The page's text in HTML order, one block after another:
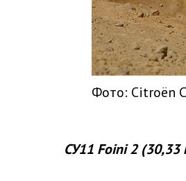
Фото: Citroën
СУ11 Foini 2 (30,33